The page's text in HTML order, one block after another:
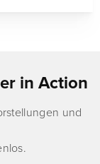
in Action
und